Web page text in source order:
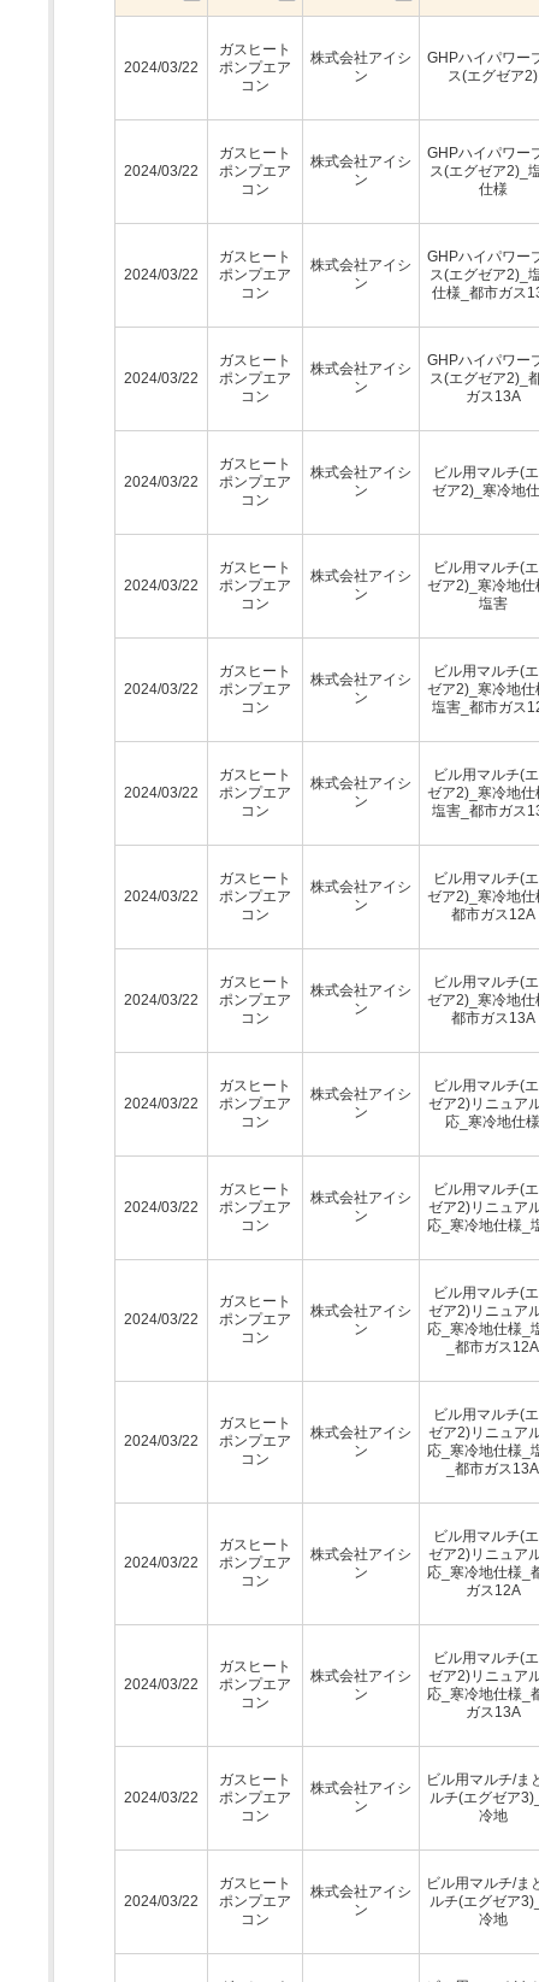
2024/03/22
ガスヒート
ポンプエア
コン
株式会社アイシ
ン
GHPハイパワー
ス(エグゼア2)
2024/03/22
ガスヒート
ポンプエア
コン
株式会社アイシ
ン
GHPハイパワー
ス(エグゼア2)_
仕様
2024/03/22
ガスヒート
ポンプエア
コン
株式会社アイシ
ン
GHPハイパワー
ス(エグゼア2)_
仕様_都市ガス
2024/03/22
ガスヒート
ポンプエア
コン
株式会社アイシ
ン
GHPハイパワー
ス(エグゼア2)_
ガス13A
2024/03/22
ガスヒート
ポンプエア
コン
株式会社アイシ
ン
ビル用マルチ(
ゼア2)_寒冷地
2024/03/22
ガスヒート
ポンプエア
コン
株式会社アイシ
ン
ビル用マルチ(
ゼア2)_寒冷地仕
塩害
2024/03/22
ガスヒート
ポンプエア
コン
株式会社アイシ
ン
ビル用マルチ(
ゼア2)_寒冷地仕
塩害_都市ガス
2024/03/22
ガスヒート
ポンプエア
コン
株式会社アイシ
ン
ビル用マルチ(
ゼア2)_寒冷地仕
塩害_都市ガス
2024/03/22
ガスヒート
ポンプエア
コン
株式会社アイシ
ン
ビル用マルチ(
ゼア2)_寒冷地仕
都市ガス12A
2024/03/22
ガスヒート
ポンプエア
コン
株式会社アイシ
ン
ビル用マルチ(
ゼア2)_寒冷地仕
都市ガス13A
2024/03/22
ガスヒート
ポンプエア
コン
株式会社アイシ
ン
ビル用マルチ(
ゼア2)リニュア
応_寒冷地仕様
2024/03/22
ガスヒート
ポンプエア
コン
株式会社アイシ
ン
ビル用マルチ(
ゼア2)リニュア
応_寒冷地仕様_
2024/03/22
ガスヒート
ポンプエア
コン
株式会社アイシ
ン
ビル用マルチ(
ゼア2)リニュア
応_寒冷地仕様_
_都市ガス12A
2024/03/22
ガスヒート
ポンプエア
コン
株式会社アイシ
ン
ビル用マルチ(
ゼア2)リニュア
応_寒冷地仕様_
_都市ガス13A
2024/03/22
ガスヒート
ポンプエア
コン
株式会社アイシ
ン
ビル用マルチ(
ゼア2)リニュア
応_寒冷地仕様_
ガス12A
2024/03/22
ガスヒート
ポンプエア
コン
株式会社アイシ
ン
ビル用マルチ(
ゼア2)リニュア
応_寒冷地仕様_
ガス13A
2024/03/22
ガスヒート
ポンプエア
コン
株式会社アイシ
ン
ビル用マルチ/ま
ルチ(エグゼア
冷地
2024/03/22
ガスヒート
ポンプエア
コン
株式会社アイシ
ン
ビル用マルチ/ま
ルチ(エグゼア
冷地